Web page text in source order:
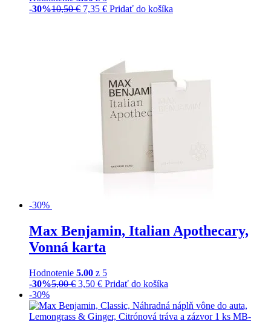
-30%10,50€ 7,35 € Pridať do košíka
-30%
Max Benjamin, Italian Apothecary,
Vonná karta
Hodnotenie 5.00 z 5
-30%5,00€ 3,50 € Pridať do košíka
-30%